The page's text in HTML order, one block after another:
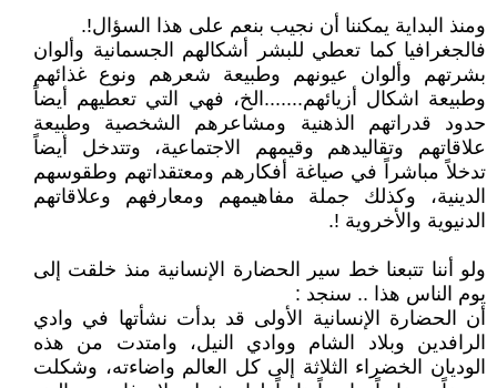
ومنذ البداية يمكننا أن نجيب بنعم على هذا السؤال!.
فالجغرافيا كما تعطي للبشر أشكالهم الجسمانية وألوان
بشرتهم وألوان عيونهم وطبيعة شعرهم ونوع غذائهم
وطبيعة اشكال أزيائهم.......الخ، فهي التي تعطيهم أيضاً
حدود قدراتهم الذهنية ومشاعرهم الشخصية وطبيعة
علاقاتهم وتقاليدهم وقيمهم الاجتماعية، وتتدخل أيضاً
تدخلاً مباشراً في صياغة أفكارهم ومعتقداتهم وطقوسهم
الدينية، وكذلك جملة مفاهيمهم ومعارفهم وعلاقاتهم
الدنيوية والأخروية !.
ولو أننا تتبعنا خط سير الحضارة الإنسانية منذ خلقت إلى
يوم الناس هذا .. سنجد :
أن الحضارة الإنسانية الأولى قد بدأت نشأتها في وادي
الرافدين وبلاد الشام ووادي النيل، وامتدت من هذه
الوديان الخضراء الثلاثة إلى كل العالم واضاءته، وشكلت